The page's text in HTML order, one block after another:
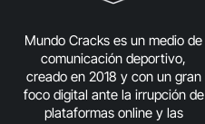
Mundo Cracks es un medio de
comunicación deportivo,
creado en 2018 y con un gran
foco digital ante la irrupción de
plataformas online y las